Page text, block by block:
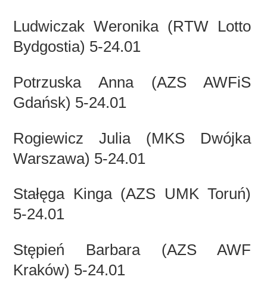
Ludwiczak Weronika (RTW Lotto
Bydgostia) 5-24.01
Potrzuska Anna (AZS AWFiS
Gdańsk) 5-24.01
Rogiewicz Julia (MKS Dwójka
Warszawa) 5-24.01
Stałęga Kinga (AZS UMK Toruń)
5-24.01
Stępień Barbara (AZS AWF
Kraków) 5-24.01